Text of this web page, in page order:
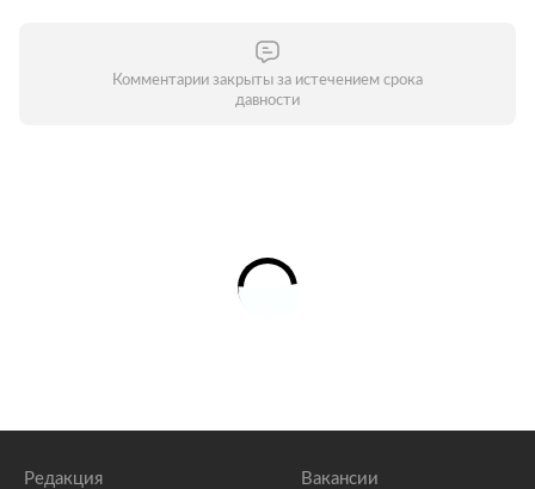
Комментарии закрыты за истечением срока
давности
Редакция Вакансии